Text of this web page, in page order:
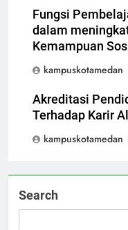
Fungsi
dalam
Kemampuan
kampuskotamedan
Akreditasi
Terhadap Karir
kampuskotamedan
Search